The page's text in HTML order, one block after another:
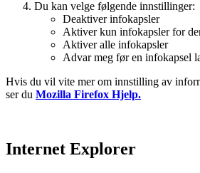
Du kan velge følgende innstillinger:
Deaktiver infokapsler
Aktiver kun infokapsler for
Aktiver alle infokapsler
Advar meg før en infokapsel
Hvis du vil vite mer om innstilling av
ser du Mozilla Firefox Hjelp.
Internet Explorer